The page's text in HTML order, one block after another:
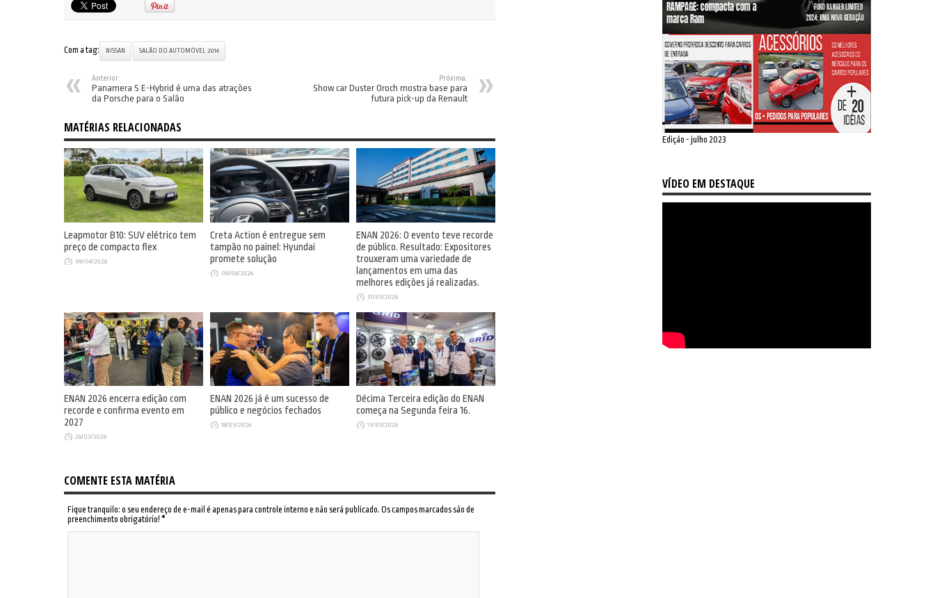
Com a tag: NISSAN SALÃO DO AUTOMÓVEL 2014
Anterior:
Panamera S E-Hybrid é uma das atrações
da Porsche para o Salão
Próxima:
Show car Duster Oroch mostra base para
futura pick-up da Renault
MATÉRIAS RELACIONADAS
Leapmotor B10: SUV elétrico tem
preço de compacto flex
09/04/2026
Creta Action é entregue sem
tampão no painel: Hyundai
promete solução
09/04/2026
ENAN 2026: O evento teve recorde
de público. Resultado: Expositores
trouxeram uma variedade de
lançamentos em uma das
melhores edições já realizadas.
31/03/2026
ENAN 2026 encerra edição com
recorde e confirma evento em
2027
26/03/2026
ENAN 2026 já é um sucesso de
público e negócios fechados
18/03/2026
Décima Terceira edição do ENAN
começa na Segunda feira 16.
13/03/2026
COMENTE ESTA MATÉRIA
Fique tranquilo: o seu endereço de e-mail é apenas para controle interno e não será publicado. Os campos marcados são de
preenchimento obrigatório! *
Edição - julho 2023
VÍDEO EM DESTAQUE